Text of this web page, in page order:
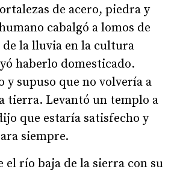
de acero, piedra y
cabalgó a lomos de
la lluvia en la cultura
haberlo domesticado.
y supuso que no volvería a
tierra. Levantó un templo a
que estaría satisfecho y
siempre.
el río baja de la sierra con su